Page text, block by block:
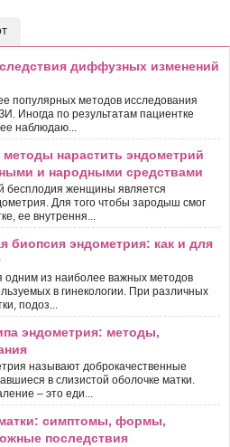
диффузных изменений
популярных методов исследования
Иногда по результатам пациентке
наблюдаю...
нарастить эндометрий
и народными средствами
бесплодия женщины является
Для того чтобы зародыш смог
ее внутрення...
биопсия эндометрия: как и для
одним из наиболее важных методов
в гинекологии. При различных
подоз...
эндометрия: методы,
называют доброкачественные
в слизистой оболочке матки.
– это еди...
симптомы, формы,
последствия